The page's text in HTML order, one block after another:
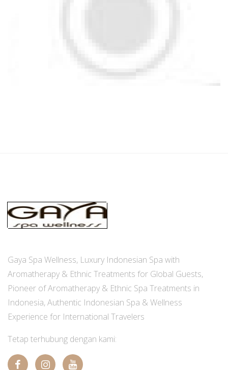
Gaya Spa Wellness, Luxury Indonesian Spa with
Aromatherapy & Ethnic Treatments for Global Guests,
Pioneer of Aromatherapy & Ethnic Spa Treatments in
Indonesia, Authentic Indonesian Spa & Wellness
Experience for International Travelers
Tetap terhubung dengan kami: